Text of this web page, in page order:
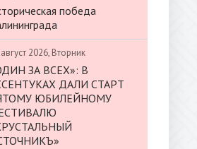
победа
2026, Вторник
ЗА ВСЕХ»: В
ДАЛИ СТАРТ
ЮБИЛЕЙНОМУ